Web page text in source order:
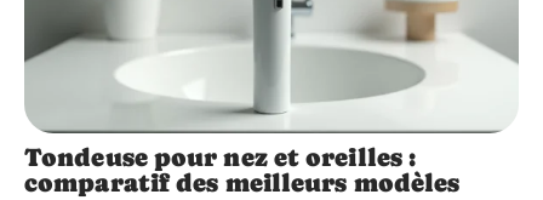
Tondeuse pour nez et oreilles :
comparatif des meilleurs modèles